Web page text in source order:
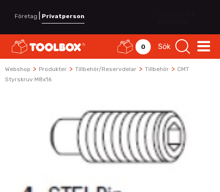
Företag Privatperson
0 Sök
Webshop > Produkter > Tillbehör/Reservdelar > Tillbehör > CMT
Styrskruv M8x16